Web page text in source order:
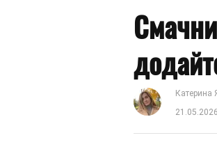
Катерина